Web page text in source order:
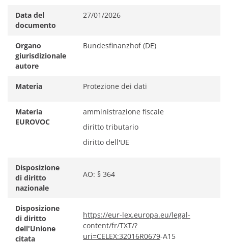
Data del
documento
27/01/2026
Organo
giurisdizionale
autore
Bundesfinanzhof (DE)
Materia Protezione dei dati
Materia
EUROVOC
amministrazione fiscale
diritto tributario
diritto dell'UE
Disposizione
di diritto
nazionale
AO: § 364
Disposizione
di diritto
dell'Unione
citata
https://eur-lex.europa.eu/legal-
content/fr/TXT/?
uri=CELEX:32016R0679-A15